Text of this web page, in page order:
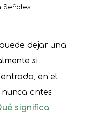
Señales
dejar una
si
en el
antes
significa